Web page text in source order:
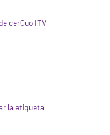
cerQuo ITV
la etiqueta